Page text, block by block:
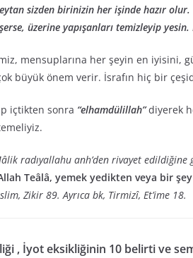
sizden birinizin her işinde hazır
üzerine yapışanları temizleyip yesin.
mensuplarına her şeyin en iyisini,
büyük önem verir. İsrafın hiç bir
içtikten sonra “elhamdülillah” diyerek
radıyallahu anh’den rivayet
Teâlâ, yemek yedikten veya bir
Zikir 89. Ayrıca bk, Tirmizî, Et’ime 18.
, İyot eksikliğinin 10 belirti ve